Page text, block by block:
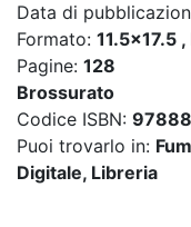
Data di
Formato: 11.5x17.5
Pagine: 128
Brossurato
Codice ISBN:
Puoi trovarlo in:
Digitale, Libreria